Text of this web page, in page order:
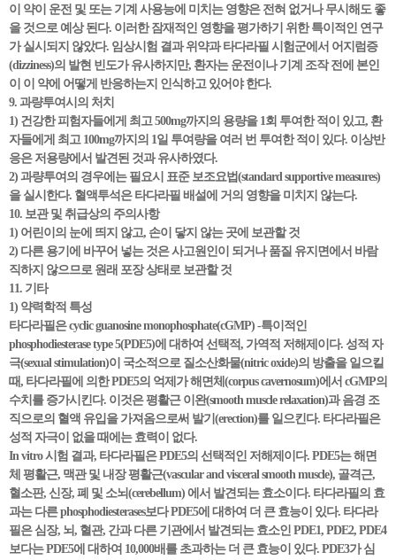
이 약이 운전 및 또는 기계 사용능에 미치는 영향은 전혀 없거나 무시해도 좋
을 것으로 예상 된다. 이러한 잠재적인 영향을 평가하기 위한 특이적인 연구
가 실시되지 않았다. 임상시험 결과 위약과 타다라필 시험군에서 어지럼증
(dizziness)의 발현 빈도가 유사하지만, 환자는 운전이나 기계 조작 전에 본인
이 이 약에 어떻게 반응하는지 인식하고 있어야 한다.
9. 과량투여시의 처치
1) 건강한 피험자들에게 최고 500mg까지의 용량을 1회 투여한 적이 있고, 환
자들에게 최고 100mg까지의 1일 투여량을 여러 번 투여한 적이 있다. 이상반
응은 저용량에서 발견된 것과 유사하였다.
2) 과량투여의 경우에는 필요시 표준 보조요법(standard supportive measures)
을 실시한다. 혈액투석은 타다라필 배설에 거의 영향을 미치지 않는다.
10. 보관 및 취급상의 주의사항
1) 어린이의 눈에 띄지 않고, 손이 닿지 않는 곳에 보관할 것
2) 다른 용기에 바꾸어 넣는 것은 사고원인이 되거나 품질 유지면에서 바람
직하지 않으므로 원래 포장 상태로 보관할 것
11. 기타
1) 약력학적 특성
타다라필은 cyclic guanosine monophosphate(cGMP) -특이적인
phosphodiesterase type 5(PDE5)에 대하여 선택적, 가역적 저해제이다. 성적 자
극(sexual stimulation)이 국소적으로 질소산화물(nitric oxide)의 방출을 일으킬
때, 타다라필에 의한 PDE5의 억제가 해면체(corpus cavernosum)에서 cGMP의
수치를 증가시킨다. 이것은 평활근 이완(smooth muscle relaxation)과 음경 조
직으로의 혈액 유입을 가져옴으로써 발기(erection)를 일으킨다. 타다라필은
성적 자극이 없을 때에는 효력이 없다.
In vitro 시험 결과, 타다라필은 PDE5의 선택적인 저해제이다. PDE5는 해면
체 평활근, 맥관 및 내장 평활근(vascular and visceral smooth muscle), 골격근,
혈소판, 신장, 폐 및 소뇌(cerebellum) 에서 발견되는 효소이다. 타다라필의 효
과는 다른 phosphodiesterases보다 PDE5에 대하여 더 큰 효능이 있다. 타다라
필은 심장, 뇌, 혈관, 간과 다른 기관에서 발견되는 효소인 PDE1, PDE2, PDE4
보다는 PDE5에 대하여 10,000배를 초과하는 더 큰 효능이 있다. PDE3가 심